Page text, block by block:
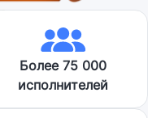
Более 75 000
исполнителей